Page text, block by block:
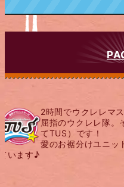
2時間でウクレレマ
屈指のウクレレ隊。
てTUS）です！
愛のお裾分けユニッ
います♪